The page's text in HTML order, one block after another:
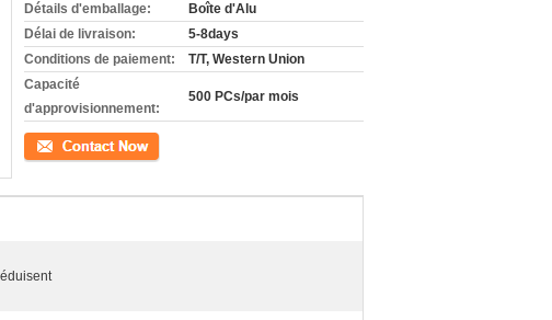
Détails d'emballage:
Boîte d'Alu
Délai de livraison:
5-8days
Conditions de paiement:
T/T, Western Union
Capacité
d'approvisionnement:
500 PCs/par mois
Contact